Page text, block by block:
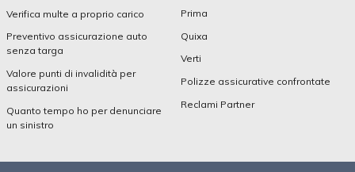
Verifica multe a proprio carico
Preventivo assicurazione auto
senza targa
Valore punti di invalidità per
assicurazioni
Quanto tempo ho per denunciare
un sinistro
Prima
Quixa
Verti
Polizze assicurative confrontate
Reclami Partner